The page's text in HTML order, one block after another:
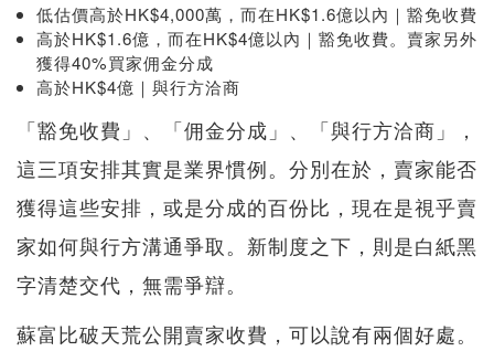
低估價高於HK$4,000萬，而在HK$1.6億以內｜豁免收費
高於HK$1.6億，而在HK$4億以內｜豁免收費。賣家另外
獲得40%買家佣金分成
高於HK$4億｜與行方洽商
「豁免收費」、「佣金分成」、「與行方洽商」，
這三項安排其實是業界慣例。分別在於，賣家能否
獲得這些安排，或是分成的百份比，現在是視乎賣
家如何與行方溝通爭取。新制度之下，則是白紙黑
字清楚交代，無需爭辯。
蘇富比破天荒公開賣家收費，可以說有兩個好處。